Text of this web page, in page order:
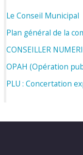
Le Conseil Municipal
Plan général de la
CONSEILLER
OPAH (Opération
PLU : Concertation